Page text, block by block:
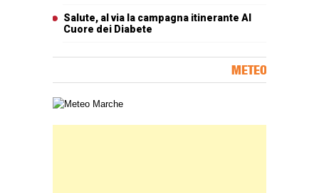
Salute, al via la campagna itinerante Al
Cuore dei Diabete
METEO
Carta meteorologica delle Marche